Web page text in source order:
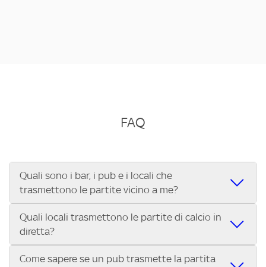
FAQ
Quali sono i bar, i pub e i locali che
trasmettono le partite vicino a me?
Se cerchi un bar, pub, ristorante o locale vicino a te per
vedere le partite di Serie A ENILIVE, la Serie C Sky Wifi, la
UEFA Champions League, la UEFA Europa League, la UEFA
Conference League, il Tennis, la Formula 1®, la MotoGP™ e
Quali locali trasmettono le partite di calcio in
diretta?
Vuoi sapere quali bar, pub o ristoranti mostrano le partite
Come sapere se un pub trasmette la partita